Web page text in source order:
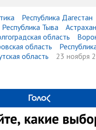
Республика Дагестан
Республика Тыва
область
область
область 23 ноября